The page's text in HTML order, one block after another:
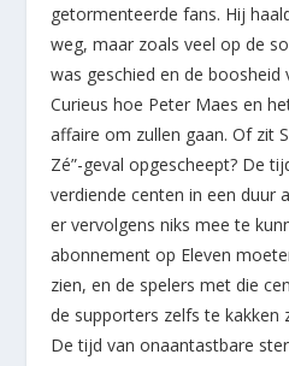
getormenteerde fans. Hij
weg, maar zoals veel op de
was geschied en de boosheid
Curieus hoe Peter Maes en
affaire om zullen gaan. Of zit
Zé”-geval opgescheept? De
verdiende centen in een duur
er vervolgens niks mee te
abonnement op Eleven
zien, en de spelers met die
de supporters zelfs te kakken
De tijd van onaantastbare